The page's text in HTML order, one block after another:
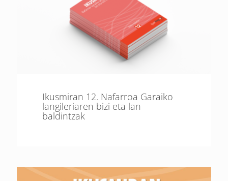
Ikusmiran 12. Nafarroa Garaiko
langileriaren bizi eta lan
baldintzak